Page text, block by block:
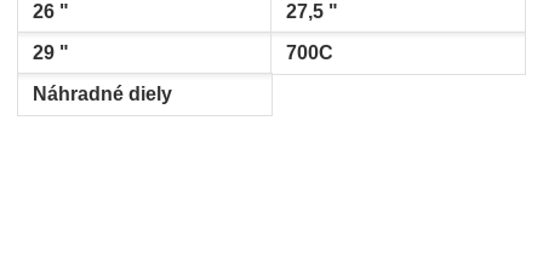
26 "
27,5 "
29 "
700C
Náhradné diely